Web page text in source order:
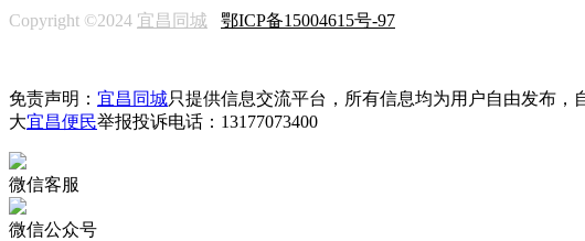
Copyright ©2024 宜昌同城 鄂ICP备15004615号-97
免责声明： 宜昌同城只提供信息交流平台，所有信息均为用户自由发布，
大宜昌便民举报投诉电话：13177073400
微信客服
微信公众号